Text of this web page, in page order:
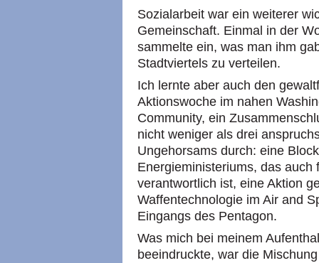
Sozialarbeit war ein weiterer
Gemeinschaft. Einmal in der
sammelte ein, was man ihm
Stadtviertels zu verteilen.
Ich lernte aber auch den
Aktionswoche im nahen
Community, ein
nicht weniger als drei
Ungehorsams durch: eine
Energieministeriums, das
verantwortlich ist, eine Aktion
Waffentechnologie im Air and
Eingangs des Pentagon.
Was mich bei meinem
beeindruckte, war die